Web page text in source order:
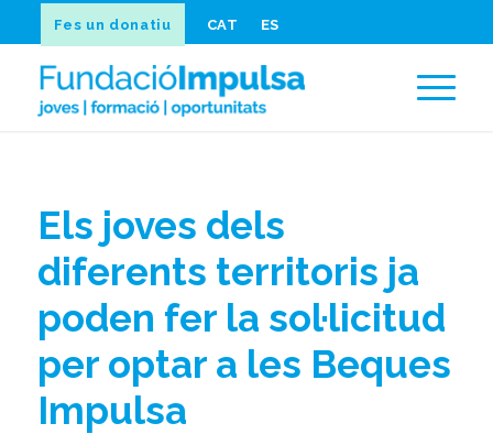
Fes un donatiu CAT ES
Els joves dels
diferents territoris ja
poden fer la sol·licitud
per optar a les Beques
Impulsa